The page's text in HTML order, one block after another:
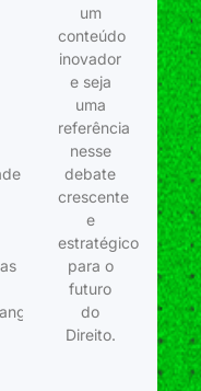
um
conteúdo
inovador
e seja
uma
referência
nesse
debate
crescente
e
estratégico
para o
futuro
do
Direito.